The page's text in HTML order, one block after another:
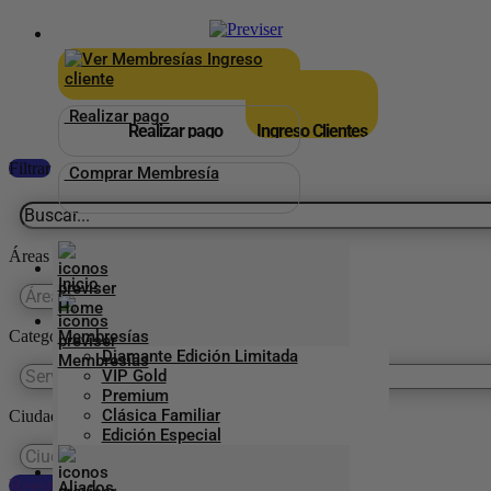
Ingreso
cliente
Realizar pago
Comprar Membresía
Inicio
Membresías
Diamante Edición Limitada
VIP Gold
Premium
Clásica Familiar
Edición Especial
Realizar pago Ingreso Clientes
Filtrar
Áreas
Categorías Previser
Ciudades
Reestablecer preferencias